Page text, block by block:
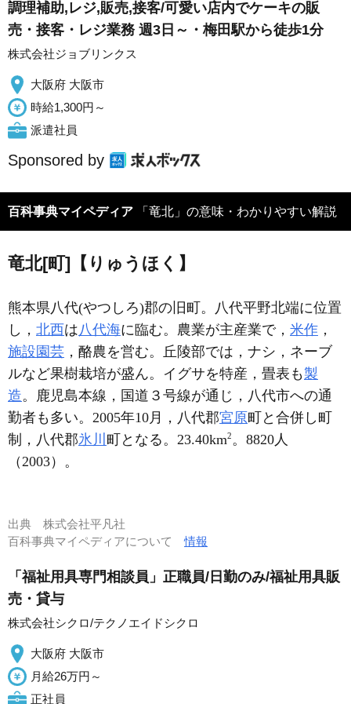
調理補助,レジ,販売,接客/可愛い店内でケーキの販
売・接客・レジ業務 週3日～・梅田駅から徒歩1分
株式会社ジョブリンクス
大阪府 大阪市
時給1,300円～
派遣社員
Sponsored by
百科事典マイペディア 「竜北」の意味・わかりやすい解説
竜北[町]【りゅうほく】
熊本県八代(やつしろ)郡の旧町。八代平野北端に位置
し， 北西は八代海に臨む。農業が主産業で， 米作 ，
施設園芸 ，酪農を営む。丘陵部では，ナシ，ネーブ
ルなど果樹栽培が盛ん。イグサを特産，畳表も 製
造。鹿児島本線，国道３号線が通じ，八代市への通
勤者も多い。2005年10月，八代郡宮原町と合併し町
制，八代郡氷川 町となる。23.40km2。8820人
（2003）。
出典 株式会社平凡社
百科事典マイペディアについて情報
「福祉用具専門相談員」正職員/日勤のみ/福祉用具販
売・貸与
株式会社シクロ/テクノエイドシクロ
大阪府 大阪市
月給26万円～
正社員